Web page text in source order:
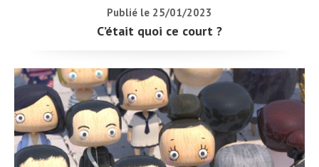
Publié le 25/01/2023
C’était quoi ce court ?